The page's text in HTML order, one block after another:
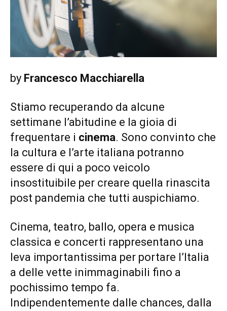
by Francesco Macchiarella
Stiamo recuperando da alcune
settimane l’abitudine e la gioia di
frequentare i cinema. Sono convinto che
la cultura e l’arte italiana potranno
essere di qui a poco veicolo
insostituibile per creare quella rinascita
post pandemia che tutti auspichiamo.
Cinema, teatro, ballo, opera e musica
classica e concerti rappresentano una
leva importantissima per portare l’Italia
a delle vette inimmaginabili fino a
pochissimo tempo fa.
Indipendentemente dalle chances, dalla